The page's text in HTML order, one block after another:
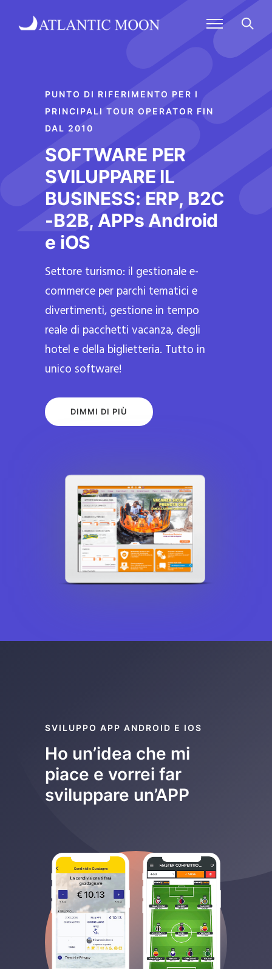
PUNTO DI RIFERIMENTO PER I
PRINCIPALI TOUR OPERATOR FIN
DAL 2010
SOFTWARE PER
SVILUPPARE IL
BUSINESS: ERP, B2C
-B2B, APPs Android
e iOS
Settore turismo: il gestionale e-
commerce per parchi tematici e
divertimenti, gestione in tempo
reale di pacchetti vacanza, degli
hotel e della biglietteria. Tutto in
unico software!
DIMMI DI PIÙ
SVILUPPO APP ANDROID E IOS
Ho un’idea che mi
piace e vorrei far
sviluppare un’APP